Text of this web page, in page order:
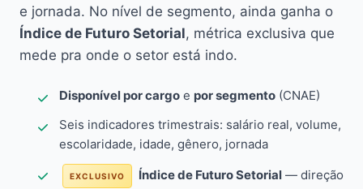
e jornada. No nível de segmento, ainda ganha o
Índice de Futuro Setorial, métrica exclusiva que
mede pra onde o setor está indo.
Disponível por cargo e por segmento (CNAE)
Seis indicadores trimestrais: salário real, volume,
escolaridade, idade, gênero, jornada
EXCLUSIVO Índice de Futuro Setorial — direção